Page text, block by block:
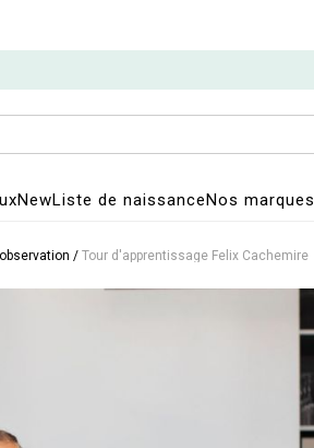
NewListe de naissanceNos marques
/ Tour d'apprentissage Felix Cachemire